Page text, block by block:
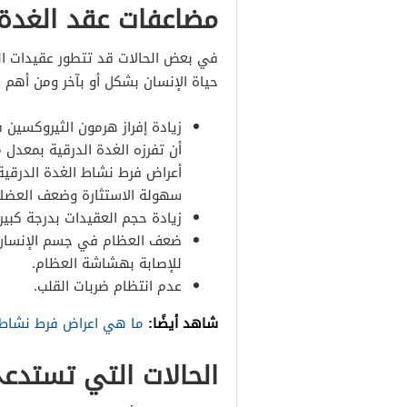
مضاعفات عقد
في بعض الحالات قد تتطور عقيدات
حياة الإنسان بشكل أو بآخر ومن
زيادة إفراز هرمون
أن تفرزه الغدة الدرقية
أعراض فرط نشاط الغدة
سهولة الاستثارة وضعف
زيادة حجم العقيدات بدرجة
ضعف العظام في جسم
للإصابة بهشاشة العظام.
عدم انتظام ضربات القلب.
شاهد أيضًا: ما هي اعراض فرط نشاط
الحالات التي